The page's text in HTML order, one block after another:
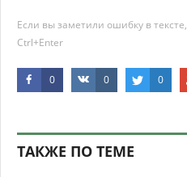
Если вы заметили ошибку в
Ctrl+Enter
0 0 0
ТАКЖЕ ПО ТЕМЕ